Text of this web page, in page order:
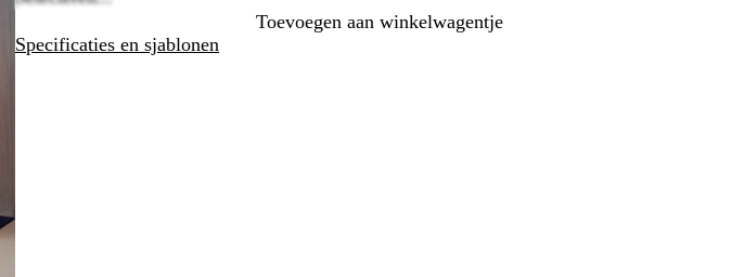
Toevoegen aan winkelwagentje
Specificaties en sjablonen